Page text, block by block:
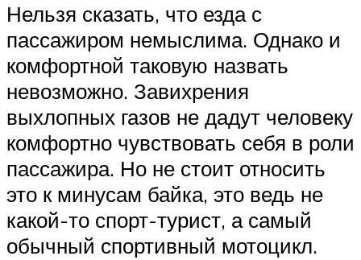
Нельзя сказать, что езда с
пассажиром немыслима. Однако и
комфортной таковую назвать
невозможно. Завихрения
выхлопных газов не дадут человеку
комфортно чувствовать себя в роли
пассажира. Но не стоит относить
это к минусам байка, это ведь не
какой-то спорт-турист, а самый
обычный спортивный мотоцикл.